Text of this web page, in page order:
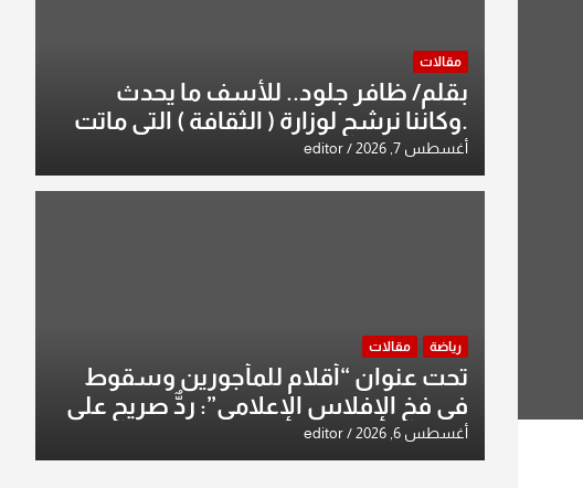
مقالات
بقلم/ ظافر جلود.. للأسف ما يحدث
.وكاننا نرشح لوزارة ( الثقافة ) التي ماتت
من زمان وزير يمثلها من النخبة والإرث
العظيم للثقافة العراقية..
أغسطس 7, 2026 editor
رياضة مقالات
تحت عنوان “أقلام للمأجورين وسقوط
في فخ الإفلاس الإعلامي”: ردٌّ صريح على
افتراءات سمير الشكرجي
أغسطس 6, 2026 editor